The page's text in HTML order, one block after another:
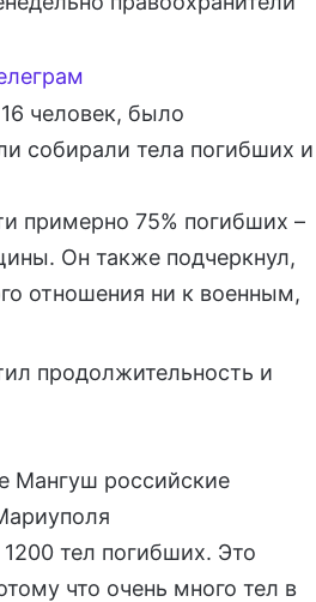
человек, было
собирали тела погибших и
примерно 75% погибших –
Он также подчеркнул,
отношения ни к военным,
продолжительность и
Мангуш российские
тел погибших. Это
что очень много тел в